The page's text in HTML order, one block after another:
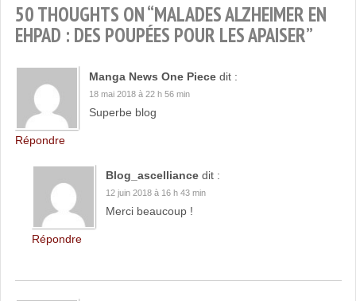
50 THOUGHTS ON “MALADES ALZHEIMER EN
EHPAD : DES POUPÉES POUR LES APAISER”
Manga News One Piece dit :
18 mai 2018 à 22 h 56 min
Superbe blog
Répondre
Blog_ascelliance dit :
12 juin 2018 à 16 h 43 min
Merci beaucoup !
Répondre